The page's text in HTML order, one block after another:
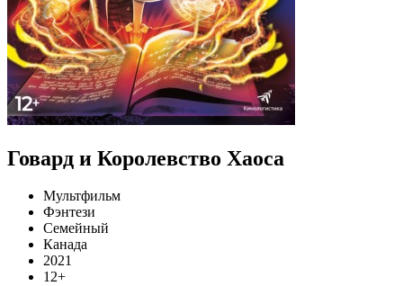
Говард и Королевство Хаоса
Мультфильм
Фэнтези
Семейный
Канада
2021
12+